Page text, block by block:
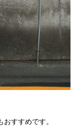
すすめです。